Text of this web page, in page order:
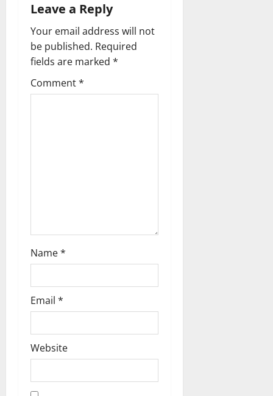
g
a
t
i
Leave a Reply
Your email address will not
be published. Required
fields are marked *
Comment*
Name*
Email *
Website